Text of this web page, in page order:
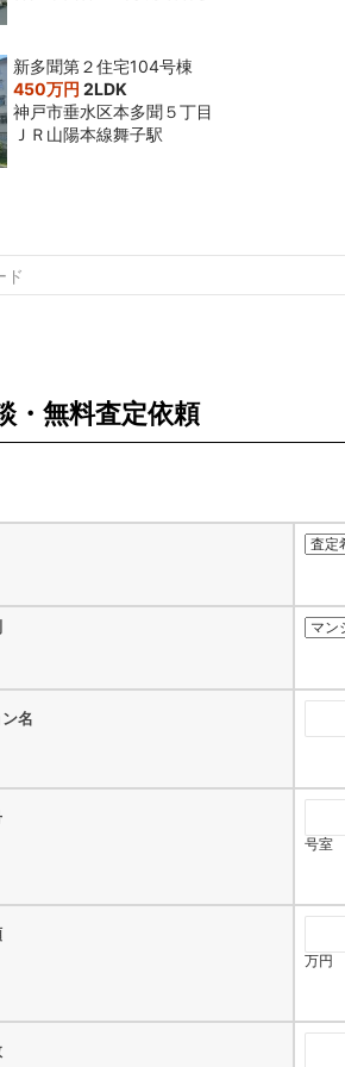
新多聞第２住宅104号棟
450万円 2LDK
神戸市垂水区本多聞５丁目
ＪＲ山陽本線舞子駅
・無料査定依頼
名
号室
万円